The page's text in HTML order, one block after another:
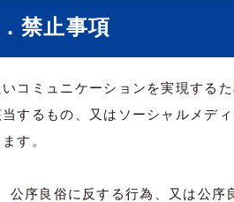
禁止事項
いコミュニケーションを実現する
するもの、又はソーシャルメデ
す。
公序良俗に反する行為、又は公序